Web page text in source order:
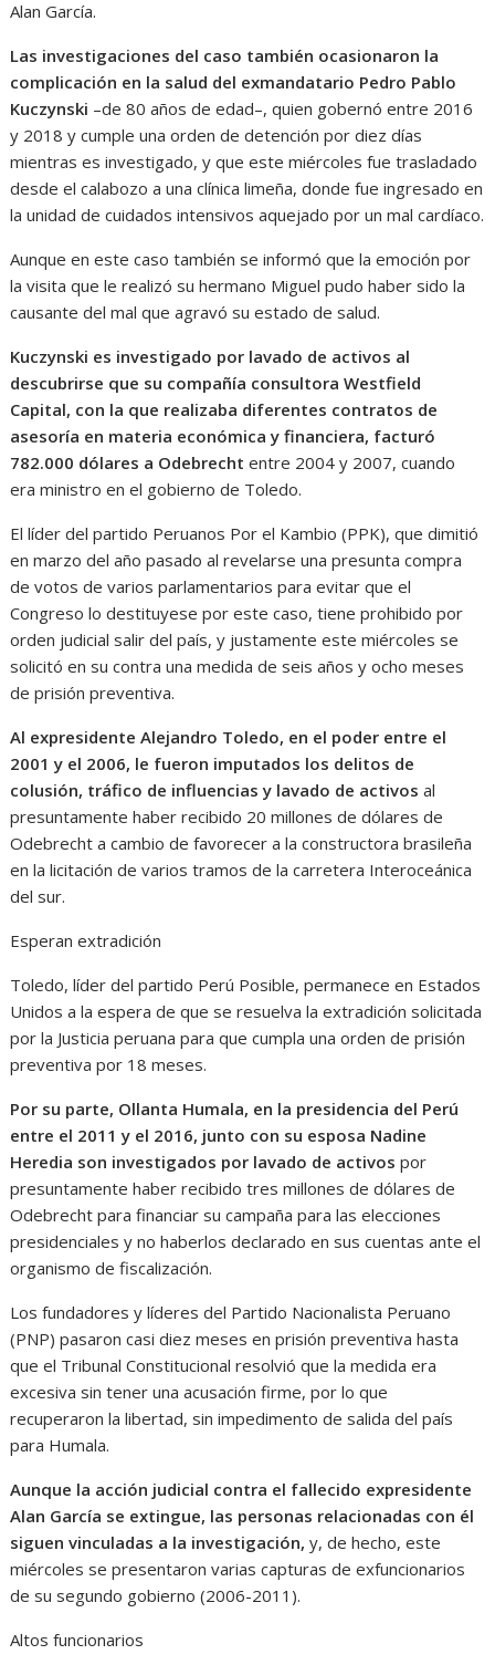
Alan García.
Las investigaciones del caso también ocasionaron la
complicación en la salud del exmandatario Pedro Pablo
Kuczynski –de 80 años de edad–, quien gobernó entre 2016
y 2018 y cumple una orden de detención por diez días
mientras es investigado, y que este miércoles fue trasladado
desde el calabozo a una clínica limeña, donde fue ingresado en
la unidad de cuidados intensivos aquejado por un mal cardíaco.
Aunque en este caso también se informó que la emoción por
la visita que le realizó su hermano Miguel pudo haber sido la
causante del mal que agravó su estado de salud.
Kuczynski es investigado por lavado de activos al
descubrirse que su compañía consultora Westfield
Capital, con la que realizaba diferentes contratos de
asesoría en materia económica y financiera, facturó
782.000 dólares a Odebrecht entre 2004 y 2007, cuando
era ministro en el gobierno de Toledo.
El líder del partido Peruanos Por el Kambio (PPK), que dimitió
en marzo del año pasado al revelarse una presunta compra
de votos de varios parlamentarios para evitar que el
Congreso lo destituyese por este caso, tiene prohibido por
orden judicial salir del país, y justamente este miércoles se
solicitó en su contra una medida de seis años y ocho meses
de prisión preventiva.
Al expresidente Alejandro Toledo, en el poder entre el
2001 y el 2006, le fueron imputados los delitos de
colusión, tráfico de influencias y lavado de activos al
presuntamente haber recibido 20 millones de dólares de
Odebrecht a cambio de favorecer a la constructora brasileña
en la licitación de varios tramos de la carretera Interoceánica
del sur.
Esperan extradición
Toledo, líder del partido Perú Posible, permanece en Estados
Unidos a la espera de que se resuelva la extradición solicitada
por la Justicia peruana para que cumpla una orden de prisión
preventiva por 18 meses.
Por su parte, Ollanta Humala, en la presidencia del Perú
entre el 2011 y el 2016, junto con su esposa Nadine
Heredia son investigados por lavado de activos por
presuntamente haber recibido tres millones de dólares de
Odebrecht para financiar su campaña para las elecciones
presidenciales y no haberlos declarado en sus cuentas ante el
organismo de fiscalización.
Los fundadores y líderes del Partido Nacionalista Peruano
(PNP) pasaron casi diez meses en prisión preventiva hasta
que el Tribunal Constitucional resolvió que la medida era
excesiva sin tener una acusación firme, por lo que
recuperaron la libertad, sin impedimento de salida del país
para Humala.
Aunque la acción judicial contra el fallecido expresidente
Alan García se extingue, las personas relacionadas con él
siguen vinculadas a la investigación, y, de hecho, este
miércoles se presentaron varias capturas de exfuncionarios
de su segundo gobierno (2006-2011).
Altos funcionarios